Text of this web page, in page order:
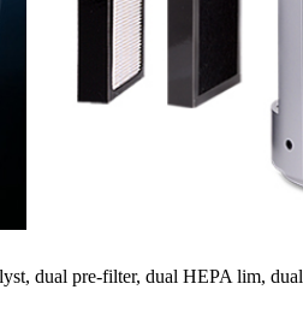
dual pre-filter, dual HEPA lim,